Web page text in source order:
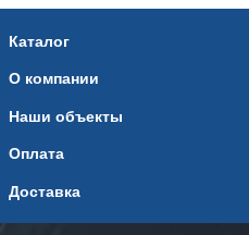
Каталог
О компании
Наши объекты
Оплата
Доставка